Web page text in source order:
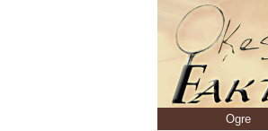
Ogre